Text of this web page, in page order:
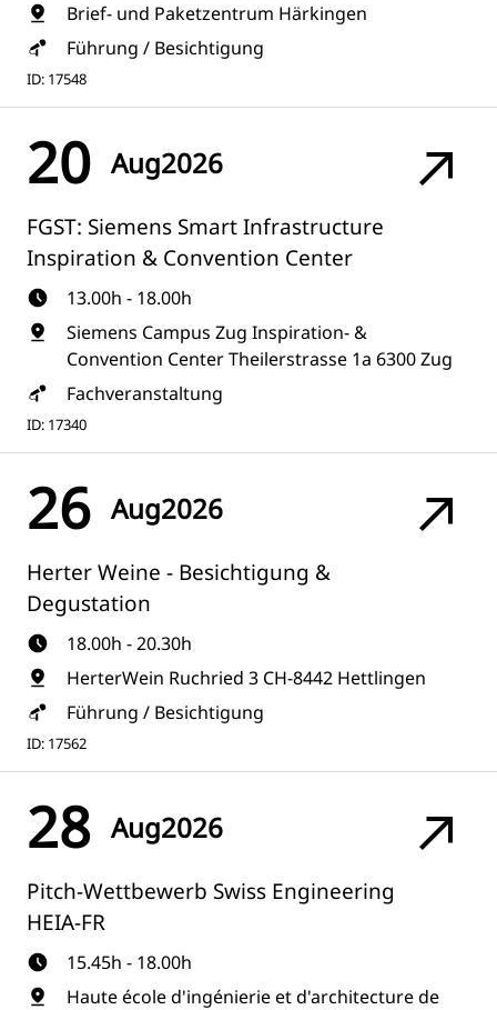
Brief- und Paketzentrum Härkingen
Führung / Besichtigung
ID: 17548
20 Aug2026
FGST: Siemens Smart Infrastructure
Inspiration & Convention Center
13.00h - 18.00h
Siemens Campus Zug Inspiration- &
Convention Center Theilerstrasse 1a 6300 Zug
Fachveranstaltung
ID: 17340
26 Aug2026
Herter Weine - Besichtigung &
Degustation
18.00h - 20.30h
HerterWein Ruchried 3 CH-8442 Hettlingen
Führung / Besichtigung
ID: 17562
28 Aug2026
Pitch-Wettbewerb Swiss Engineering
HEIA-FR
15.45h - 18.00h
Haute école d'ingénierie et d'architecture de